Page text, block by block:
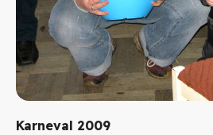
Karneval 2009